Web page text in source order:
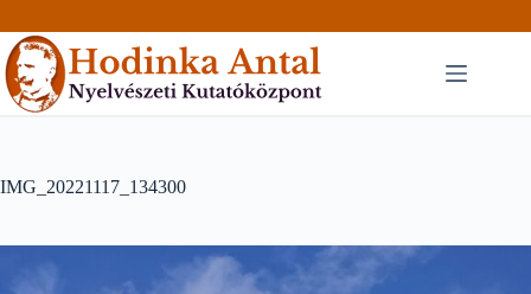
to
content
IMG_20221117_134300